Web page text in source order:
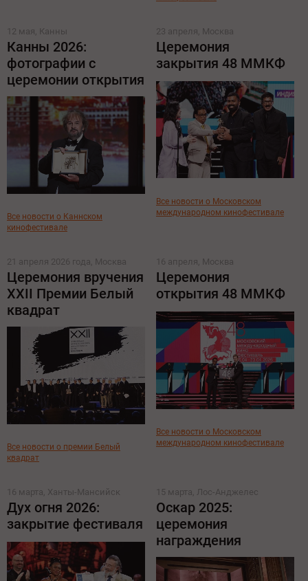
12 мая, Канны
Канны 2026:
фотографии с
церемонии открытия
Все новости о Каннском
кинофестивале
23 апреля, Москва
Церемония
закрытия 48 ММКФ
Все новости о Московском
международном кинофестивале
21 апреля 2026 года, Москва
Церемония вручения
XXII Премии Белый
квадрат
Все новости о премии Белый
квадрат
16 апреля, Москва
Церемония
открытия 48 ММКФ
Все новости о Московском
международном кинофестивале
16 марта, Ханты-Мансийск
Дух огня 2026:
закрытие фестиваля
15 марта, Лос-Анджелес
Оскар 2025:
церемония
награждения